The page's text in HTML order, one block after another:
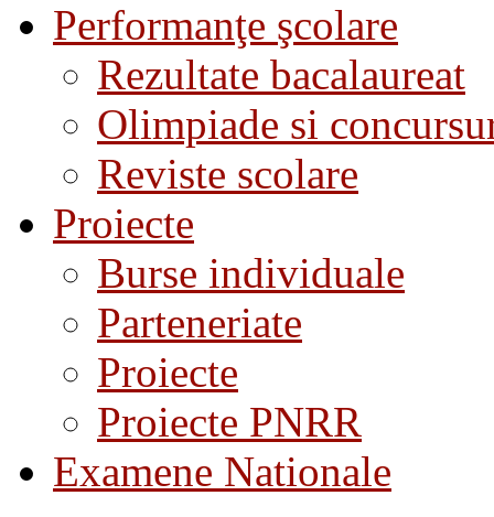
Performanţe şcolare
Rezultate bacalaureat
Olimpiade si
Reviste scolare
Proiecte
Burse individuale
Parteneriate
Proiecte
Proiecte PNRR
Examene Nationale